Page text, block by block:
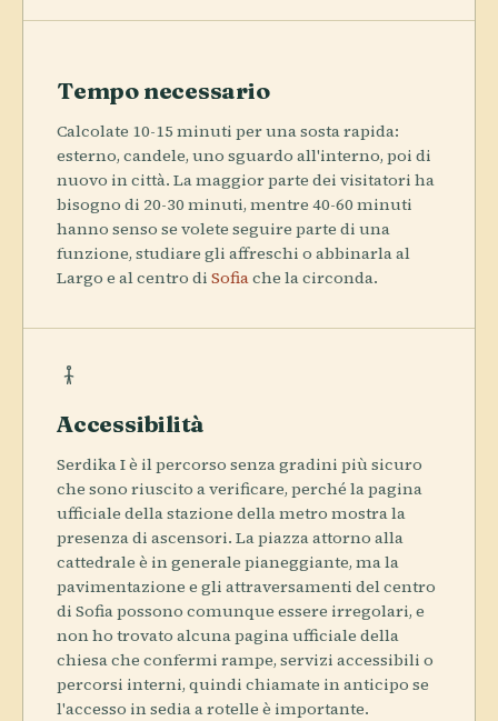
Tempo necessario
Calcolate 10-15 minuti per una sosta rapida:
esterno, candele, uno sguardo all'interno, poi di
nuovo in città. La maggior parte dei visitatori ha
bisogno di 20-30 minuti, mentre 40-60 minuti
hanno senso se volete seguire parte di una
funzione, studiare gli affreschi o abbinarla al
Largo e al centro di Sofiache la circonda.
Accessibilità
Serdika I è il percorso senza gradini più sicuro
che sono riuscito a verificare, perché la pagina
ufficiale della stazione della metro mostra la
presenza di ascensori. La piazza attorno alla
cattedrale è in generale pianeggiante, ma la
pavimentazione e gli attraversamenti del centro
di Sofia possono comunque essere irregolari, e
non ho trovato alcuna pagina ufficiale della
chiesa che confermi rampe, servizi accessibili o
percorsi interni, quindi chiamate in anticipo se
l'accesso in sedia a rotelle è importante.